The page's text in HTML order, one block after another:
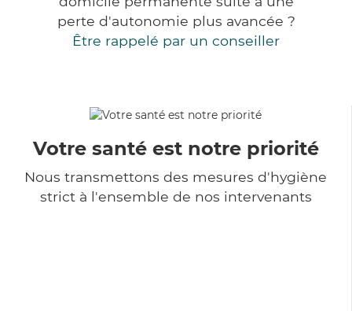
perte d'autonomie plus avancée ?
Être rappelé par un conseiller
Votre santé est notre priorité
Nous transmettons des mesures d'hygiène
strict à l'ensemble de nos intervenants